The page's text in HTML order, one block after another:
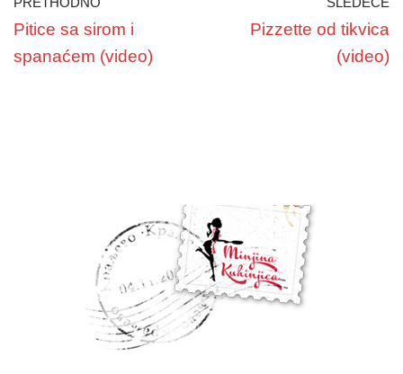
Pitice sa sirom i
spanaćem (video)
Pizzette od tikvica
(video)